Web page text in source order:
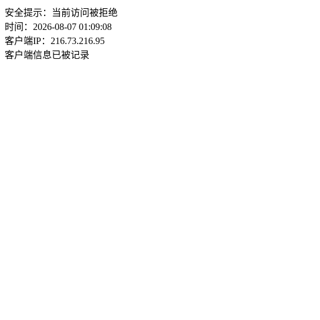
安全提示：当前访问被拒绝
时间：2026-08-07 01:09:08
客户端IP：216.73.216.95
客户端信息已被记录